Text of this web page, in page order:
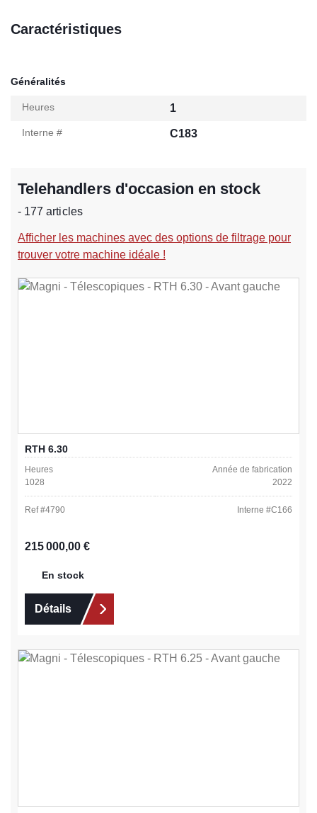
Caractéristiques
Généralités
Heures 1
Interne # C183
Telehandlers d'occasion en stock
- 177 articles
Afficher les machines avec des options de filtrage pour
trouver votre machine idéale !
RTH 6.30
Heures
1028
Année de fabrication
2022
Ref #4790 Interne #C166
Prix régulier :
215 000,00 €
En stock
Détails